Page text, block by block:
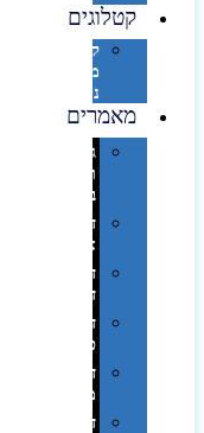
קטלוגים
קטלוג
מוצרי
נייר
מאמרים
גימורים
והשבחות
בדפוס
דפוס
אופסט
דפוס
דיגיטלי
דפוס
טמפון
דפוס
משי
דפוס